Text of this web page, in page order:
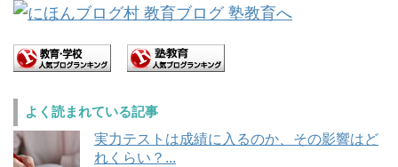
よく読まれている記事
実力テストは成績に入るのか、その影響はど
れくらい？...